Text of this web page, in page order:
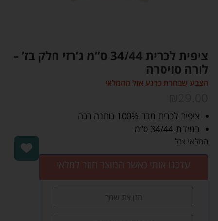
ציפית לכרית 34/44 ס”מ ג’רזי חלק בז’ –
לורה סויסרה
הצבע שבחרת כרגע אזל מהמלאי
ציפית לכרית מבד 100% כותנה רכה
במידות 34/44 ס”מ
המלאי אזל
עדכנו אותי כאשר המוצר חוזר למלאי